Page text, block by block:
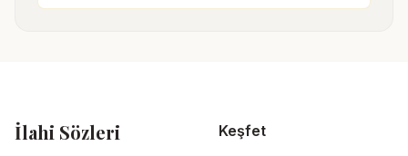
İlahi Sözleri Keşfet